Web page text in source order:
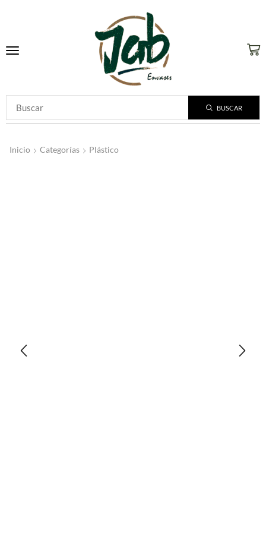
BUSCAR
Inicio Categorías Plástico